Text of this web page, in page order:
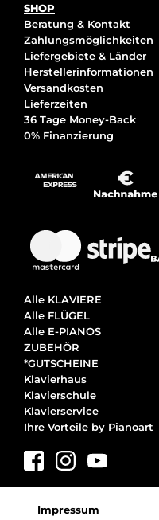
SHOP
Beratung & Kontakt
Zahlungsmöglichkeiten
Liefergebiete & Länder
Herstellerinformationen
Versandkosten
Lieferzeiten
36 Tage Money-Back
0% Finanzierung
Alle KLAVIERE
Alle FLÜGEL
Alle E-PIANOS
ZUBEHÖR
*GUTSCHEINE
Klavierhaus
Klavierschule
Klavierservice
Ihre Vorteile by Pianoart
Impressum